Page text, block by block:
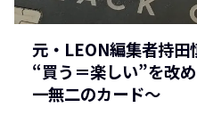
元・LEON編集者持田
“買う＝楽しい”を改
一無二のカード〜